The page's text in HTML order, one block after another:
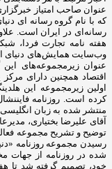
عنوان صاحب امتیاز
که با نام گروه رسانه ای
رسانه‌ای در ایران است.
هفته ‌نامه تجارت فردا،
وب‌سایت همایش‌های دنیای
عنوان زیرمجموعه‌های
اقتصاد همچنین دارای
کرده است. روزنامه
منتشر شده به زبان
آقای علیرضا بختیاری،
توضیح و تشریح مجموعه
رسیدن مجموعه روزنامه
شده در روزنامه از جهات